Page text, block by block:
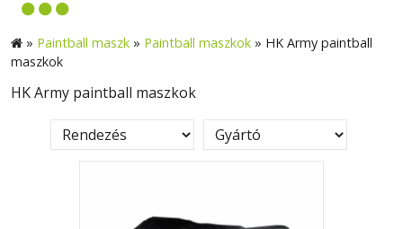
» Paintball maszk » Paintball maszkok » HK Army paintball
maszkok
HK Army paintball maszkok